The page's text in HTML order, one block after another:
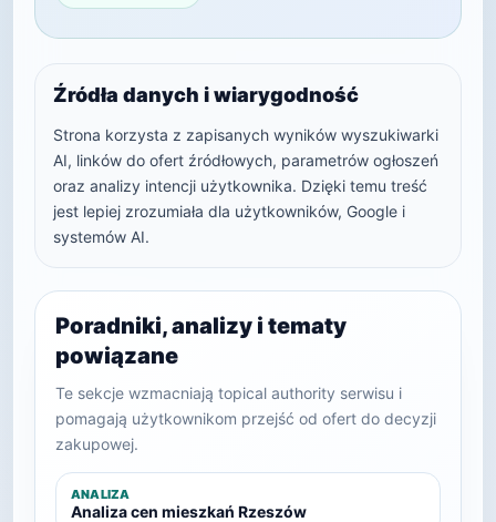
Źródła danych i wiarygodność
Strona korzysta z zapisanych wyników wyszukiwarki
AI, linków do ofert źródłowych, parametrów ogłoszeń
oraz analizy intencji użytkownika. Dzięki temu treść
jest lepiej zrozumiała dla użytkowników, Google i
systemów AI.
Poradniki, analizy i tematy
powiązane
Te sekcje wzmacniają topical authority serwisu i
pomagają użytkownikom przejść od ofert do decyzji
zakupowej.
ANALIZA
Analiza cen mieszkań Rzeszów